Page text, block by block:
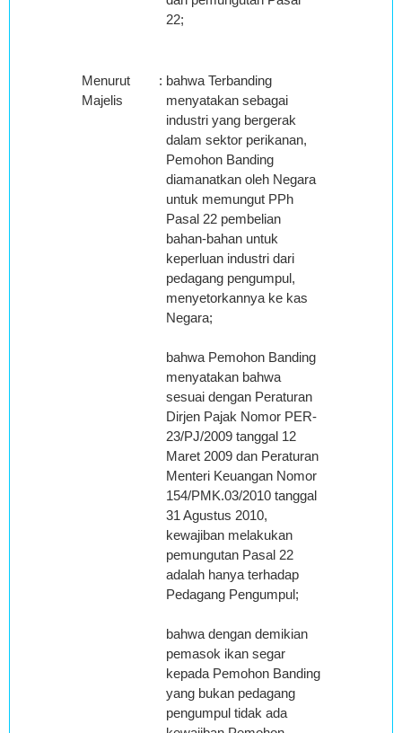
22;
Menurut
Majelis
: bahwa Terbanding
menyatakan sebagai
industri yang bergerak
dalam sektor perikanan,
Pemohon Banding
diamanatkan oleh Negara
untuk memungut PPh
Pasal 22 pembelian
bahan-bahan untuk
keperluan industri dari
pedagang pengumpul,
menyetorkannya ke kas
Negara;
bahwa Pemohon Banding
menyatakan bahwa
sesuai dengan Peraturan
Dirjen Pajak Nomor PER-
23/PJ/2009 tanggal 12
Maret 2009 dan Peraturan
Menteri Keuangan Nomor
154/PMK.03/2010 tanggal
31 Agustus 2010,
kewajiban melakukan
pemungutan Pasal 22
adalah hanya terhadap
Pedagang Pengumpul;
bahwa dengan demikian
pemasok ikan segar
kepada Pemohon Banding
yang bukan pedagang
pengumpul tidak ada